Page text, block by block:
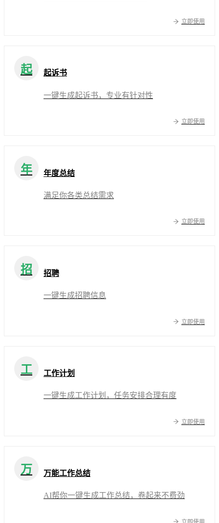
立即使用
起 起诉书
一键生成起诉书，专业有针对性
立即使用
年 年度总结
满足你各类总结需求
立即使用
招 招聘
一键生成招聘信息
立即使用
工 工作计划
一键生成工作计划，任务安排合理有度
立即使用
万 万能工作总结
AI帮你一键生成工作总结，卷起来不费劲